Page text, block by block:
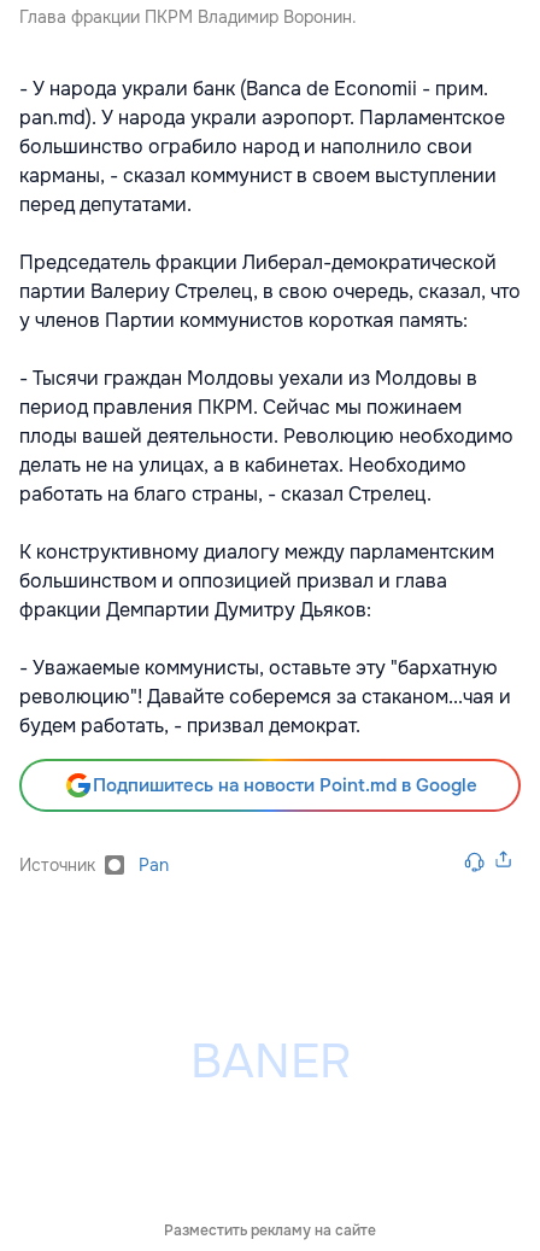
Глава фракции ПКРМ Владимир Воронин.
- У народа украли банк (Banca de Economii - прим.
pan.md). У народа украли аэропорт. Парламентское
большинство ограбило народ и наполнило свои
карманы, - сказал коммунист в своем выступлении
перед депутатами.
Председатель фракции Либерал-демократической
партии Валериу Стрелец, в свою очередь, сказал, что
у членов Партии коммунистов короткая память:
- Тысячи граждан Молдовы уехали из Молдовы в
период правления ПКРМ. Сейчас мы пожинаем
плоды вашей деятельности. Революцию необходимо
делать не на улицах, а в кабинетах. Необходимо
работать на благо страны, - сказал Стрелец.
К конструктивному диалогу между парламентским
большинством и оппозицией призвал и глава
фракции Демпартии Думитру Дьяков:
- Уважаемые коммунисты, оставьте эту "бархатную
революцию"! Давайте соберемся за стаканом...чая и
будем работать, - призвал демократ.
Подпишитесь на новости Point.md в Google
Источник Pan
Разместить рекламу на сайте